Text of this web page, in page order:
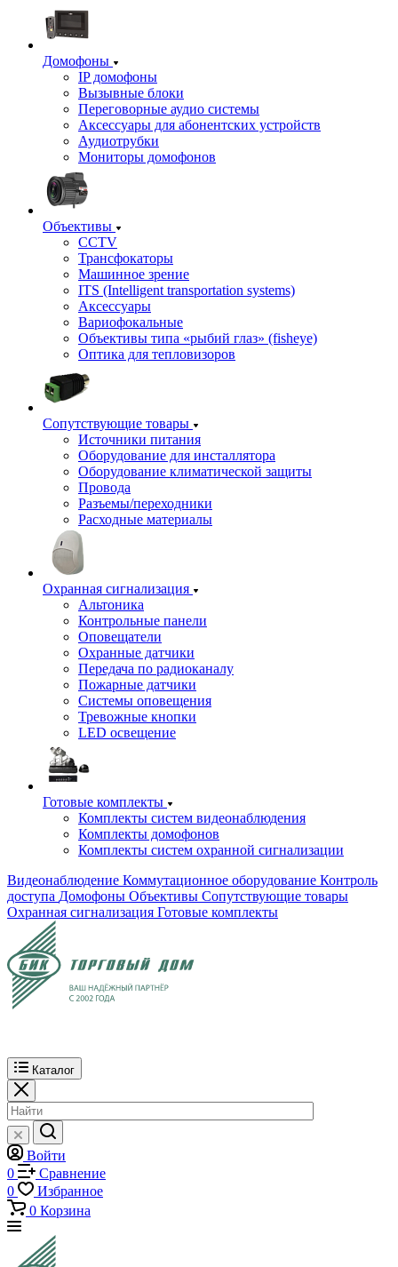
Домофоны
IP домофоны
Вызывные блоки
Переговорные аудио системы
Аксессуары для абонентских устройств
Аудиотрубки
Мониторы домофонов
Объективы
CCTV
Трансфокаторы
Машинное зрение
ITS (Intelligent transportation systems)
Аксессуары
Вариофокальные
Объективы типа «рыбий глаз» (fisheye)
Оптика для тепловизоров
Сопутствующие товары
Источники питания
Оборудование для инсталлятора
Оборудование климатической защиты
Провода
Разъемы/переходники
Расходные материалы
Охранная сигнализация
Альтоника
Контрольные панели
Оповещатели
Охранные датчики
Передача по радиоканалу
Пожарные датчики
Системы оповещения
Тревожные кнопки
LED освещение
Готовые комплекты
Комплекты систем видеонаблюдения
Комплекты домофонов
Комплекты систем охранной сигнализации
Видеонаблюдение Коммутационное оборудование Контроль
доступа Домофоны Объективы Сопутствующие товары
Охранная сигнализация Готовые комплекты
Каталог
Войти
0
Сравнение
0
Избранное
0 Корзина